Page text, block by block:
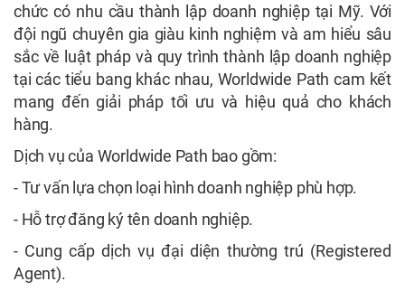
chức có nhu cầu thành lập doanh nghiệp tại Mỹ. Với
đội ngũ chuyên gia giàu kinh nghiệm và am hiểu sâu
sắc về luật pháp và quy trình thành lập doanh nghiệp
tại các tiểu bang khác nhau, Worldwide Path cam kết
mang đến giải pháp tối ưu và hiệu quả cho khách
hàng.
Dịch vụ của Worldwide Path bao gồm:
- Tư vấn lựa chọn loại hình doanh nghiệp phù hợp.
- Hỗ trợ đăng ký tên doanh nghiệp.
- Cung cấp dịch vụ đại diện thường trú (Registered
Agent).